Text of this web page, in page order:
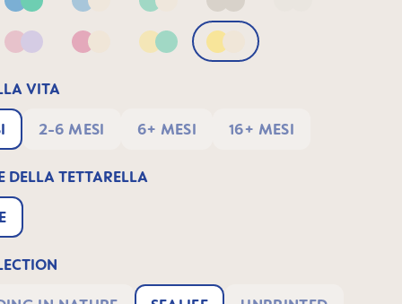
Blue & GreenBlue & NeutralGreen & Neutral
Neutral
Pink & LilacPink & NeutralYellow & GreenYellow & Neutral
VITA
2-6 MESI 6+ MESI 16+ MESI
DELLA TETTARELLA